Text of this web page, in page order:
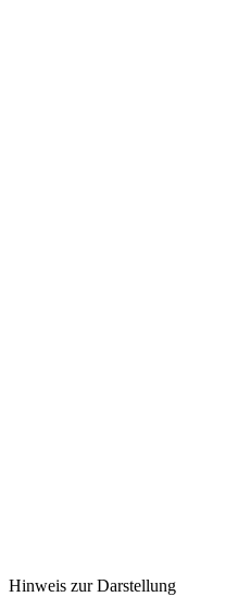
Hinweis zur Darstellung